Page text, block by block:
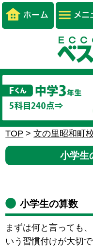
TOP >文の里昭和町
小学生
小学生の算数
まずは何と言っても
いう習慣付けが大切で